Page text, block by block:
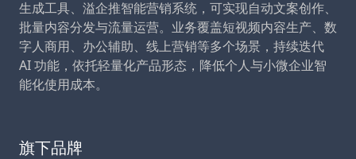
生成工具、溢企推智能营销系统，可实现自动文案创作、
批量内容分发与流量运营。业务覆盖短视频内容生产、数
字人商用、办公辅助、线上营销等多个场景，持续迭代
AI 功能，依托轻量化产品形态，降低个人与小微企业智
能化使用成本。
旗下品牌